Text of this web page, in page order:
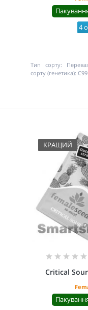
4
Тип сорту:
сорту (генетика):
КРАЩИЙ
Critical